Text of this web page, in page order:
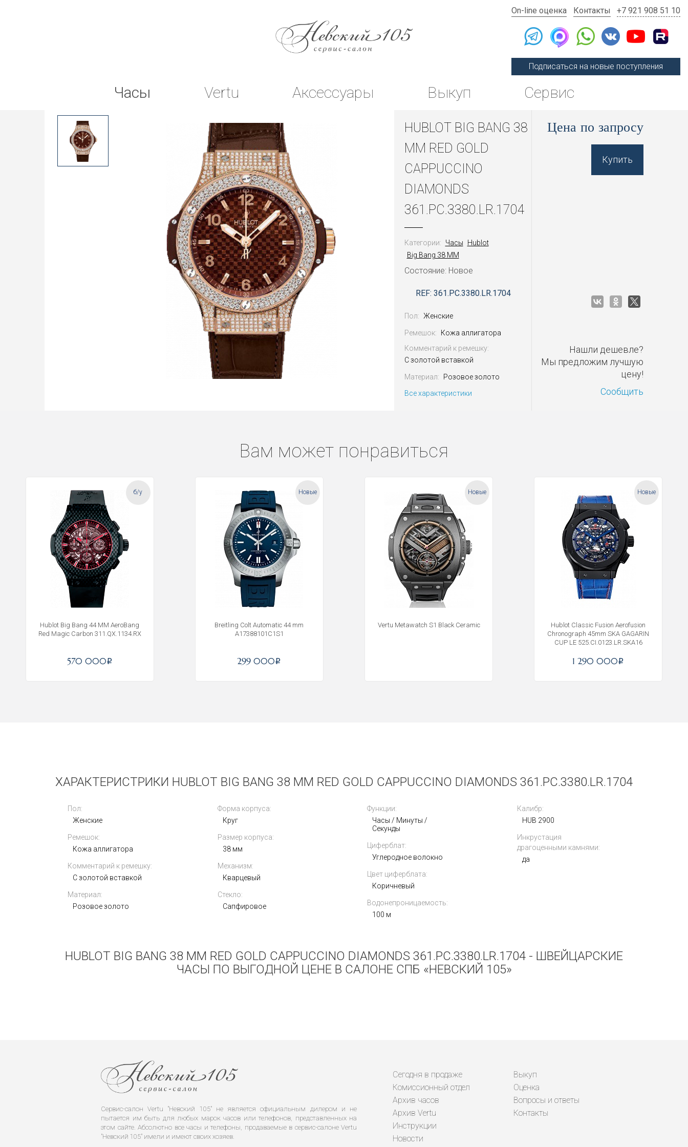
On-line оценка Контакты +7 921 908 51 10
Подписаться на новые поступления
Часы Vertu Аксессуары Выкуп Сервис
HUBLOT BIG BANG 38
MM RED GOLD
CAPPUCCINO
DIAMONDS
361.PC.3380.LR.1704
Категории: Часы
Hublot
Big Bang 38 MM
Состояние: Новое
REF: 361.PC.3380.LR.1704
Пол: Женские
Ремешок:
Кожа аллигатора
Комментарий к ремешку:
С золотой вставкой
Материал:
Розовое золото
Все характеристики
Цена по запросу
Купить
Нашли дешевле?
Мы предложим лучшую
цену!
Сообщить
Вам может понравиться
б/у
Hublot Big Bang 44 MM AeroBang
Red Magic Carbon 311.QX.1134.RX
570 000i
Новые
Breitling Colt Automatic 44 mm
A17388101C1S1
299 000i
Новые
Vertu Metawatch S1 Black Ceramic
Новые
Hublot Classic Fusion Aerofusion
Chronograph 45mm SKA GAGARIN
CUP LE 525.CI.0123.LR.SKA16
1 290 000i
Hublot Spirit of Big Bang Blue Ceramic
King Gold Diamonds 39mm
990 000i
ХАРАКТЕРИСТРИКИ HUBLOT BIG BANG 38 MM RED GOLD CAPPUCCINO DIAMONDS 361.PC.3380.LR.1704
Пол:
Женские
Ремешок:
Кожа аллигатора
Комментарий к ремешку:
С золотой вставкой
Материал:
Розовое золото
Форма корпуса:
Круг
Размер корпуса:
38 мм
Механизм:
Кварцевый
Стекло:
Сапфировое
Функции:
Часы / Минуты /
Секунды
Циферблат:
Углеродное волокно
Цвет циферблата:
Коричневый
Водонепроницаемость:
100 м
Калибр:
HUB 2900
Инкрустация
драгоценными камнями:
да
HUBLOT BIG BANG 38 MM RED GOLD CAPPUCCINO DIAMONDS 361.PC.3380.LR.1704 - ШВЕЙЦАРСКИЕ
ЧАСЫ ПО ВЫГОДНОЙ ЦЕНЕ В САЛОНЕ СПБ «НЕВСКИЙ 105»
Сервис-салон Vertu "Невский 105" не является официальным дилером и не
пытается им быть для любых марок часов или телефонов, представленных на
этом сайте. Абсолютно все часы и телефоны, продаваемые в сервис-салоне Vertu
"Невский 105" имели и имеют своих хозяев.
Сегодня в продаже
Комиссионный отдел
Архив часов
Архив Vertu
Инструкции
Новости
Выкуп
Оценка
Вопросы и ответы
Контакты